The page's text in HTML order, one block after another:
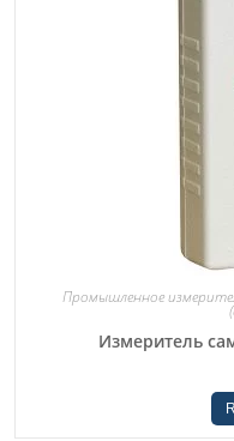
Промышленное
Измеритель